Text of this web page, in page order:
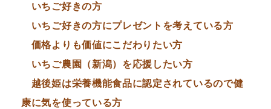
いちご好きの方
いちご好きの方にプレゼントを考えている方
価格よりも価値にこだわりたい方
いちご農園（新潟）を応援したい方
越後姫は栄養機能食品に認定されているので健
康に気を使っている方